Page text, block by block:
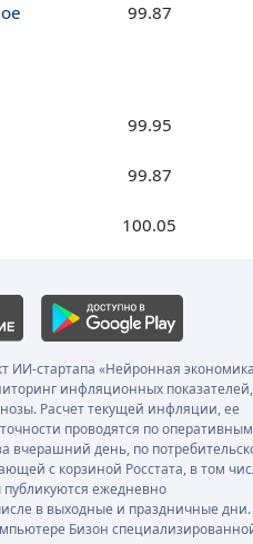
99.87
99.95
99.87
100.05
ИИ-стартапа «Нейронная
инфляционных
Расчет текущей инфляции, ее
проводятся по оперативным
день, по
с корзиной Росстата, в том
ежедневно
в выходные и праздничные дни.
Бизон